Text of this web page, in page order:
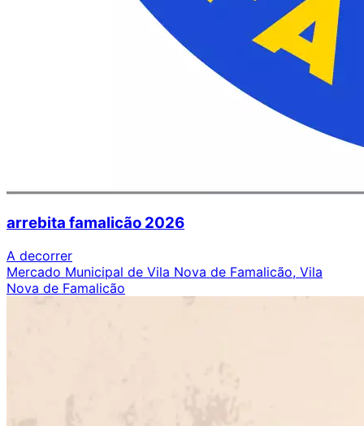
arrebita famalicão 2026
A decorrer
Mercado Municipal de Vila Nova de Famalicão, Vila
Nova de Famalicão